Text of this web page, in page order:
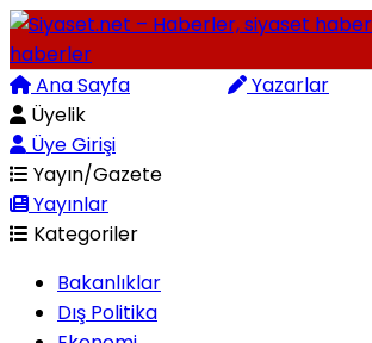
Ana Sayfa
Yazarlar
Üyelik
Üye Girişi
Yayın/Gazete
Yayınlar
Kategoriler
Bakanlıklar
Dış Politika